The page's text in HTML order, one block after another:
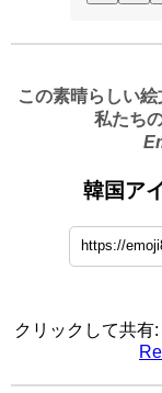
この素晴らしい
私たち
韓国ア
クリックして共有: